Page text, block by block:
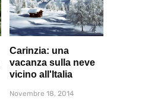
Carinzia: una
vacanza sulla neve
vicino all'Italia
Novembre 18, 2014